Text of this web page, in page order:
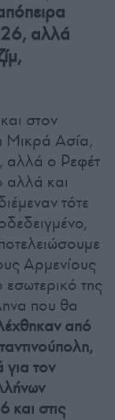
αλλά
στον
Μικρά Ασία,
αλλά ο Ρεφέτ
αλλά και
τότε
Αρμενίους
της
που θα
από
τον
και στις